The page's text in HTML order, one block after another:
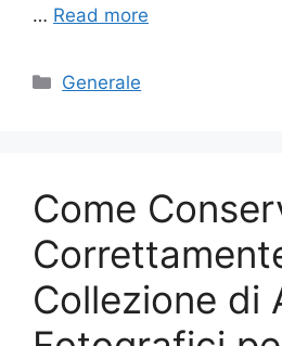
… Read more
Categories
Generale
Come
Collezione di